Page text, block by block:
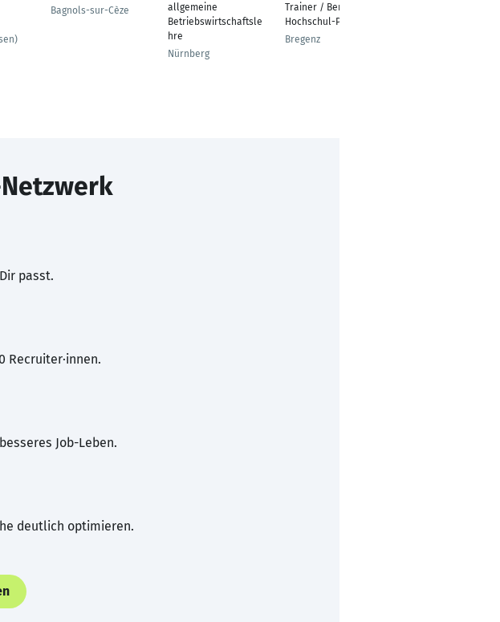
Bagnols-sur-Cèze
allgemeine
Betriebswirtschaftsle
hre
Nürnberg
Trainer / Berater /
Hochschul-Professor
Bregenz
Netzwerk
passt.
Recruiter·innen.
Job-Leben.
deutlich optimieren.